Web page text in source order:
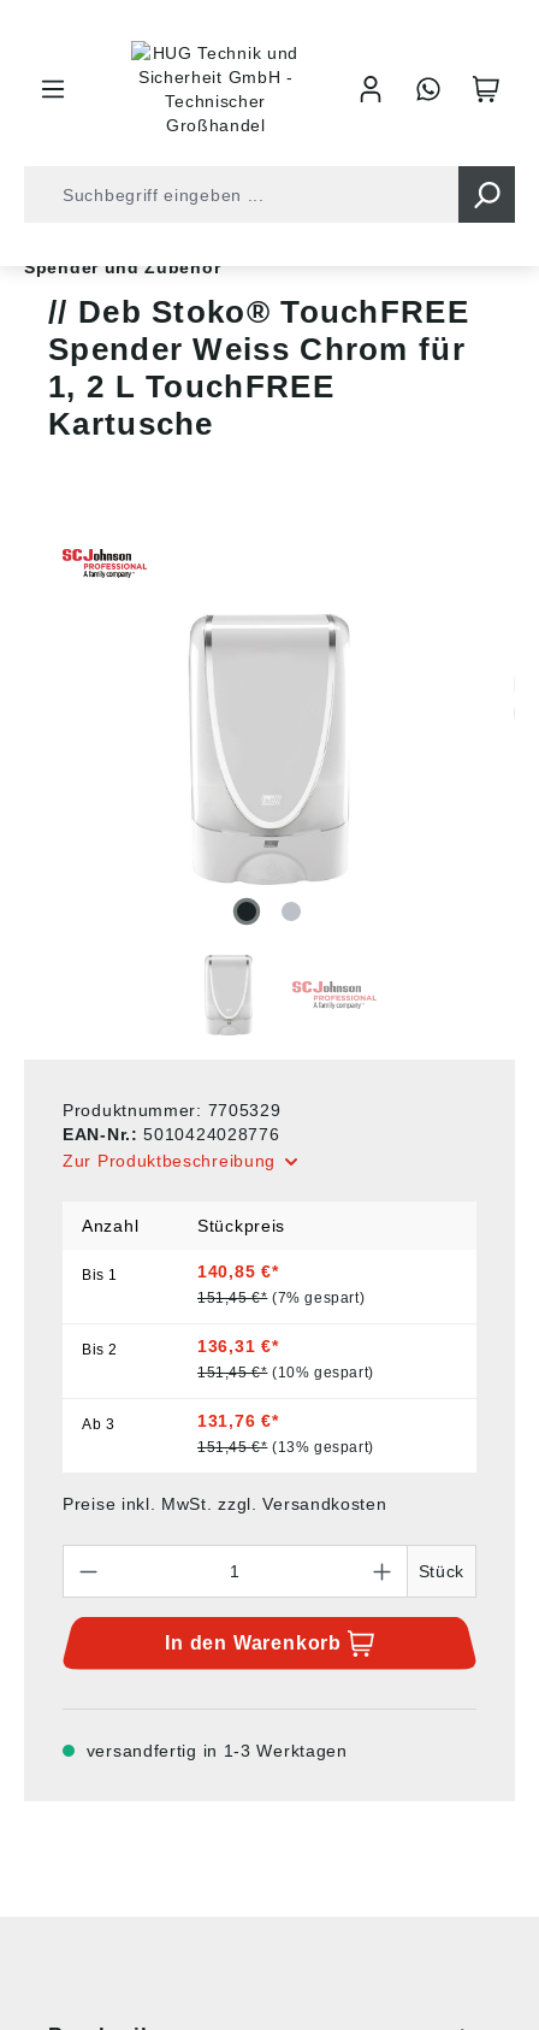
Spender und Zubehör
Deb Stoko® TouchFREE
Spender Weiss Chrom für
1, 2 L TouchFREE
Kartusche
Produktnummer: 7705329
EAN-Nr.:5010424028776
Zur Produktbeschreibung
Anzahl Stückpreis
Bis 1 140,85 €*
151,45 €* (7% gespart)
Bis2 136,31 €*
151,45 €* (10% gespart)
Ab 3 131,76 €*
151,45 €* (13% gespart)
Preise inkl. MwSt. zzgl. Versandkosten
Stück
In den Warenkorb
versandfertig in 1-3 Werktagen